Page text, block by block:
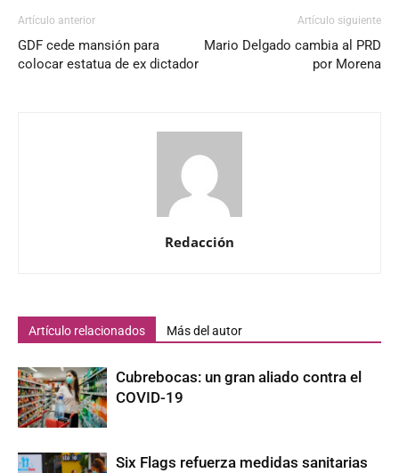
Artículo anterior
GDF cede mansión para
colocar estatua de ex dictador
Artículo siguiente
Mario Delgado cambia al PRD
por Morena
Redacción
Artículo relacionados Más del autor
Cubrebocas: un gran aliado contra el
COVID-19
Six Flags refuerza medidas sanitarias